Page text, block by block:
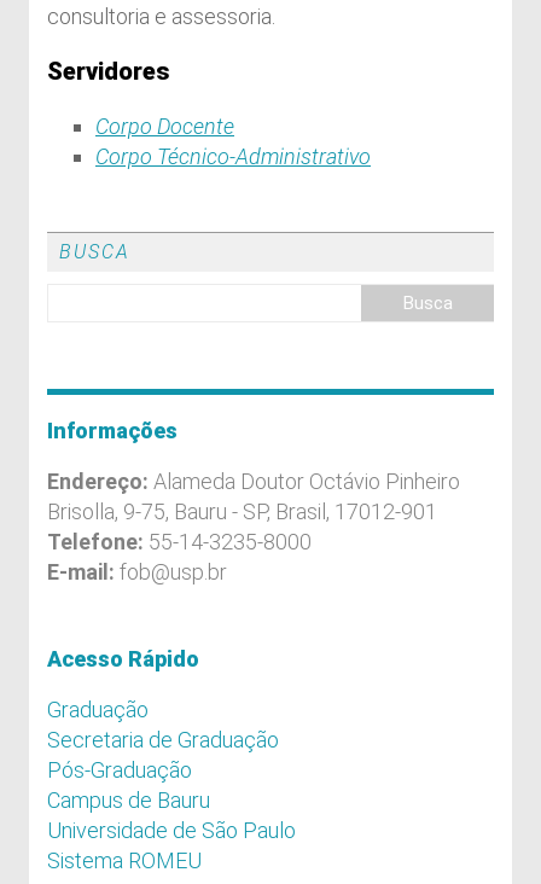
consultoria e assessoria.
Servidores
Corpo Docente
Corpo Técnico-Administrativo
BUSCA
Informações
Endereço: Alameda Doutor Octávio Pinheiro
Brisolla, 9-75, Bauru - SP, Brasil, 17012-901
Telefone: 55-14-3235-8000
E-mail: fob@usp.br
Acesso Rápido
Graduação
Secretaria de Graduação
Pós-Graduação
Campus de Bauru
Universidade de São Paulo
Sistema ROMEU